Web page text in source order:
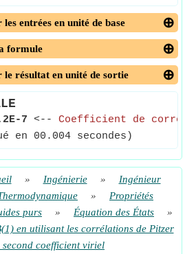
entrées en unité de base
formule
résultat en unité de sortie
7 <-- Coefficient de
en 00.004 secondes)
» Ingénierie »
Ingénieur
»
Propriétés
purs
» Équation des États
»
en utilisant les corrélations de Pitzer
coefficient viriel